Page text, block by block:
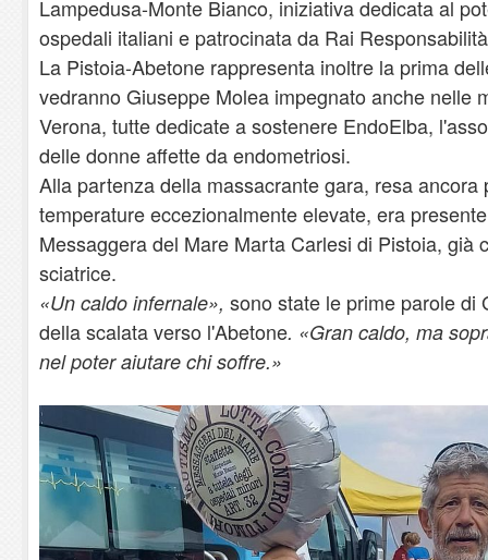
Lampedusa-Monte Bianco, iniziativa dedicata al
ospedali italiani e patrocinata da Rai
La Pistoia-Abetone rappresenta inoltre la prima
vedranno Giuseppe Molea impegnato anche nelle
Verona, tutte dedicate a sostenere EndoElba,
delle donne affette da endometriosi.
Alla partenza della massacrante gara, resa ancora
temperature eccezionalmente elevate, era
Messaggera del Mare Marta Carlesi di Pistoia, già
sciatrice.
«Un caldo infernale», sono state le prime parole di
della scalata verso l'Abetone. «Gran caldo, ma
nel poter aiutare chi soffre.»